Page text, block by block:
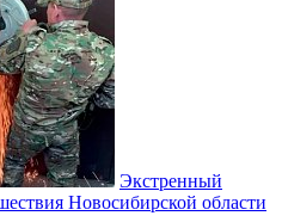
Экстренный
Новосибирской области